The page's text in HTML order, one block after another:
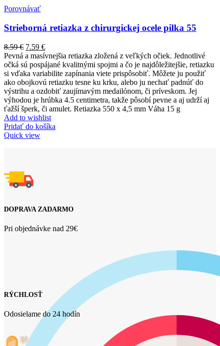
Porovnávať
Strieborná retiazka z chirurgickej ocele pilka 55
8.59€ 7.59 €
Pevná a masívnejšia retiazka zložená z veľkých očiek. Jednotlivé
očká sú pospájané kvalitnými spojmi a čo je najdôležitejšie, retiazku
si vďaka variabilite zapínania viete prispôsobiť. Môžete ju použiť
ako obojkovú retiazku tesne ku krku, alebo ju nechať padnúť do
výstrihu a ozdobiť zaujímavým medailónom, či príveskom. Jej
výhodou je hrúbka 4.5 centimetra, takže pôsobí pevne a aj udrží aj
ťažší šperk, či amulet. Retiazka 550 x 4,5 mm Váha 15 g
Add to wishlist
Pridať do košíka
Quick view
DOPRAVA ZADARMO
Pri objednávke nad 29€
RÝCHLOSŤ
Odosielame do 24 hodín